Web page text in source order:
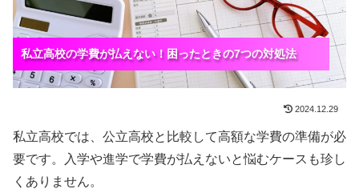
私立高校の学費が払えない！困ったときの7つの対処法
私立高校の学費が払えない！困ったときの7つの対処法
私立高校の学費が払えない！困ったときの7つの対処法
2024.12.29
私立高校では、公立高校と比較して高額な学費の準備が必
要です。入学や進学で学費が払えないと悩むケースも珍し
くありません。